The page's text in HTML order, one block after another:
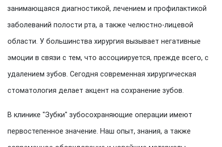
занимающаяся диагностикой, лечением и профилактикой
заболеваний полости рта, а также челюстно-лицевой
области. У большинства хирургия вызывает негативные
эмоции в связи с тем, что ассоциируется, прежде всего, с
удалением зубов. Сегодня современная хирургическая
стоматология делает акцент на сохранение зубов.
В клинике "Зубки" зубосохраняющие операции имеют
первостепенное значение. Наш опыт, знания, а также